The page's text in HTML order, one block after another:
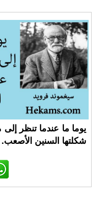
يوما ما عندما تنظر
شكلتها السنين